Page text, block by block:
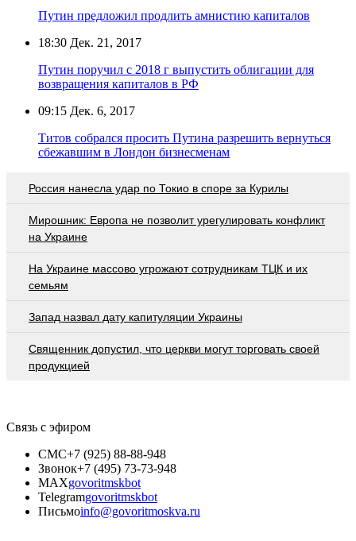
Путин предложил продлить амнистию капиталов
18:30 Дек. 21, 2017
Путин поручил с 2018 г выпустить облигации для
возвращения капиталов в РФ
09:15 Дек. 6, 2017
Титов собрался просить Путина разрешить вернуться
сбежавшим в Лондон бизнесменам
Россия нанесла удар по Токио в споре за Курилы
Мирошник: Европа не позволит урегулировать конфликт
на Украине
На Украине массово угрожают сотрудникам ТЦК и их
семьям
Запад назвал дату капитуляции Украины
Священник допустил, что церкви могут торговать своей
продукцией
Связь с эфиром
СМС+7 (925) 88-88-948
Звонок+7 (495) 73-73-948
MAXgovoritmskbot
Telegramgovoritmskbot
Письмоinfo@govoritmoskva.ru